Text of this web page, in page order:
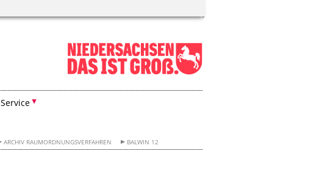
Service
ARCHIV RAUMORDNUNGSVERFAHREN BALWIN 12